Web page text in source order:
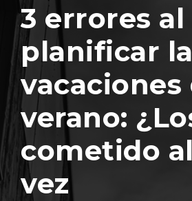
3 errores al
planificar
vacaciones
verano:
cometido
vez